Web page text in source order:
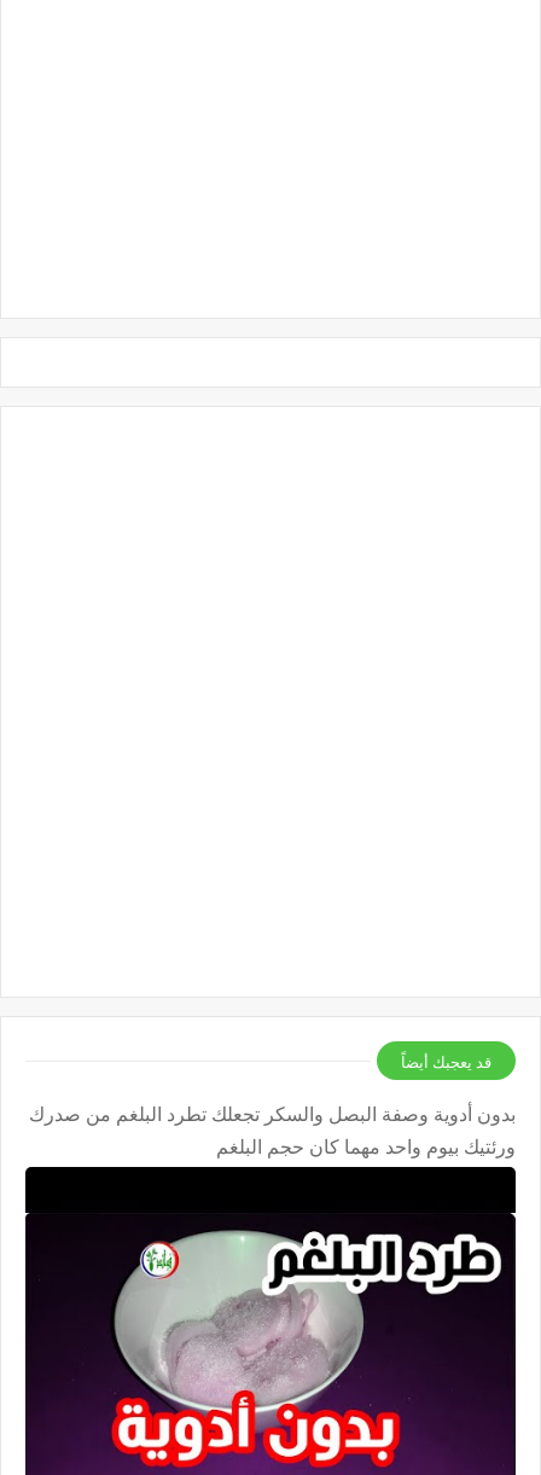
قد يعجبك أيضاً
بدون أدوية وصفة البصل والسكر تجعلك تطرد البلغم من صدرك
ورئتيك بيوم واحد مهما كان حجم البلغم